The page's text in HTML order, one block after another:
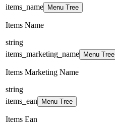
items_name
Menu Tree
Items Name
string
items_marketing_name
Menu Tree
Items Marketing Name
string
items_ean
Menu Tree
Items Ean